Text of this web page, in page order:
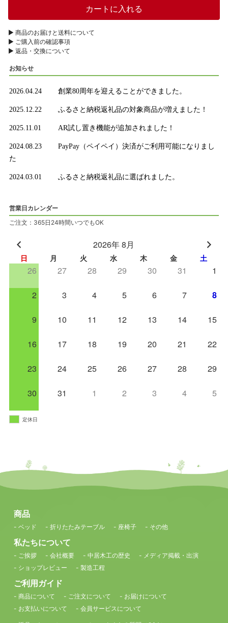
▶︎ 商品のお届けと送料について
▶︎ ご購入前の確認事項
▶︎ 返品・交換について
お知らせ
2026.04.24 創業80周年を迎えることができました。
2025.12.22 ふるさと納税返礼品の対象商品が増えました！
2025.11.01 AR試し置き機能が追加されました！
2024.08.23
PayPay（ペイペイ）決済がご利用可能になりまし
た
2024.03.01 ふるさと納税返礼品に選ばれました。
営業日カレンダー
ご注文：365日24時間いつでもOK
2026年 8月
日 月 火 水 木 金 土
26 27 28 29 30 31 1
2 3 4 5 6 7 8
9 10 11 12 13 14 15
16 17 18 19 20 21 22
23 24 25 26 27 28 29
30 31 1 2 3 4 5
定休日
商品
- ベッド - 折りたたみテーブル - 座椅子 - その他
私たちについて
- ご挨拶 - 会社概要 - 中居木工の歴史
- メディア掲載・出演
- ショップレビュー
- 製造工程
ご利用ガイド
- 商品について - ご注文について
- お届けについて
- お支払いについて
- 会員サービスについて